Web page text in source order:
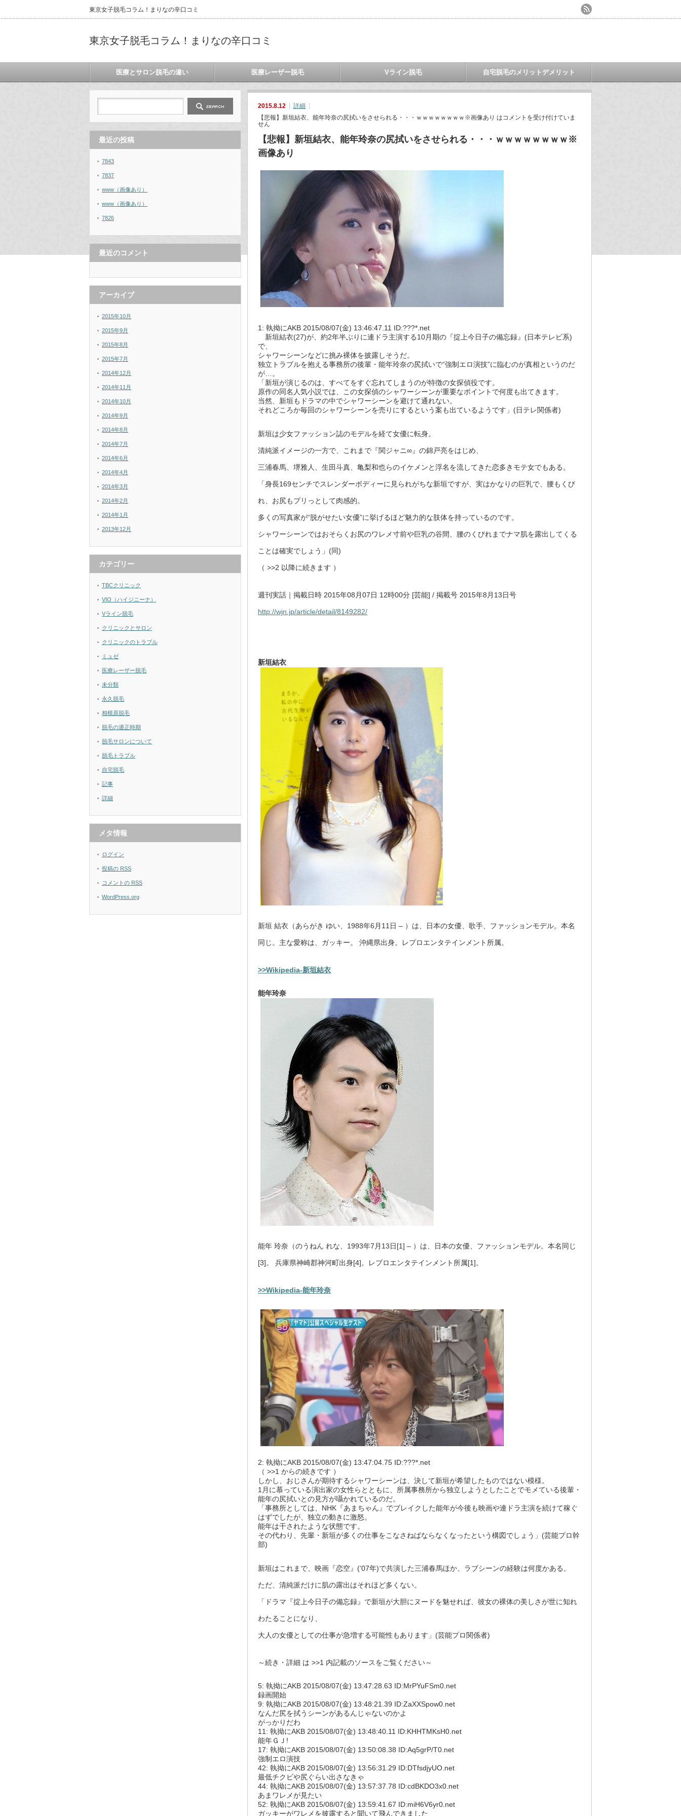
東京女子脱毛コラム！まりなの辛口コミ
東京女子脱毛コラム！まりなの辛口コミ
医療とサロン脱毛の違い 医療レーザー脱毛 Vライン脱毛 自宅脱毛のメリットデメリット
2015.8.12
詳細
【悲報】新垣結衣、能年玲奈の尻拭いをさせられる・・・ｗｗｗｗｗｗｗｗ※画像あり はコメントを受け付けていま
せん
【悲報】新垣結衣、能年玲奈の尻拭いをさせられる・・・ｗｗｗｗｗｗｗｗ※
画像あり
1: 執拗にAKB 2015/08/07(金) 13:46:47.11 ID:???*.net
新垣結衣(27)が、約2年半ぶりに連ドラ主演する10月期の『掟上今日子の備忘録』(日本テレビ系)
で、
シャワーシーンなどに挑み裸体を披露しそうだ。
独立トラブルを抱える事務所の後輩・能年玲奈の尻拭いで“強制エロ演技”に臨むのが真相というのだ
が…。
「新垣が演じるのは、すべてをすぐ忘れてしまうのが特徴の女探偵役です。
原作の同名人気小説では、この女探偵のシャワーシーンが重要なポイントで何度も出てきます。
当然、新垣もドラマの中でシャワーシーンを避けて通れない。
それどころか毎回のシャワーシーンを売りにするという案も出ているようです」(日テレ関係者)
新垣は少女ファッション誌のモデルを経て女優に転身。
清純派イメージの一方で、これまで『関ジャニ∞』の錦戸亮をはじめ、
三浦春馬、堺雅人、生田斗真、亀梨和也らのイケメンと浮名を流してきた恋多きモテ女でもある。
「身長169センチでスレンダーボディーに見られがちな新垣ですが、実はかなりの巨乳で、腰もくび
れ、お尻もプリっとして肉感的。
多くの写真家が“脱がせたい女優”に挙げるほど魅力的な肢体を持っているのです。
シャワーシーンではおそらくお尻のワレメ寸前や巨乳の谷間、腰のくびれまでナマ肌を露出してくる
ことは確実でしょう」(同)
（ >>2 以降に続きます ）
週刊実話｜掲載日時 2015年08月07日 12時00分 [芸能] / 掲載号 2015年8月13日号
http://wjn.jp/article/detail/8149282/
新垣結衣
新垣 結衣（あらがき ゆい、1988年6月11日 – ）は、日本の女優、歌手、ファッションモデル。本名
同じ。主な愛称は、ガッキー。 沖縄県出身。レプロエンタテインメント所属。
>>Wikipedia-新垣結衣
能年玲奈
能年 玲奈（のうねん れな、1993年7月13日[1] – ）は、日本の女優、ファッションモデル。本名同じ
[3]。 兵庫県神崎郡神河町出身[4]。レプロエンタテインメント所属[1]。
>>Wikipedia-能年玲奈
2: 執拗にAKB 2015/08/07(金) 13:47:04.75 ID:???*.net
（ >>1 からの続きです ）
しかし、おじさんが期待するシャワーシーンは、決して新垣が希望したものではない模様。
1月に慕っている演出家の女性らとともに、所属事務所から独立しようとしたことでモメている後輩・
能年の尻拭いとの見方が囁かれているのだ。
「事務所としては、NHK『あまちゃん』でブレイクした能年が今後も映画や連ドラ主演を続けて稼ぐ
はずでしたが、独立の動きに激怒。
能年は干されたような状態です。
その代わり、先輩・新垣が多くの仕事をこなさねばならなくなったという構図でしょう」(芸能プロ幹
部)
新垣はこれまで、映画『恋空』(’07年)で共演した三浦春馬ほか、ラブシーンの経験は何度かある。
ただ、清純派だけに肌の露出はそれほど多くない。
「ドラマ『掟上今日子の備忘録』で新垣が大胆にヌードを魅せれば、彼女の裸体の美しさが世に知れ
わたることになり、
大人の女優としての仕事が急増する可能性もあります」(芸能プロ関係者)
～続き・詳細 は >>1 内記載のソースをご覧ください～
5: 執拗にAKB 2015/08/07(金) 13:47:28.63 ID:MrPYuFSm0.net
録画開始
9: 執拗にAKB 2015/08/07(金) 13:48:21.39 ID:ZaXXSpow0.net
なんだ尻を拭うシーンがあるんじゃないのかよ
がっかりだわ
11: 執拗にAKB 2015/08/07(金) 13:48:40.11 ID:KHHTMKsH0.net
能年ＧＪ!
17: 執拗にAKB 2015/08/07(金) 13:50:08.38 ID:Aq5grP/T0.net
強制エロ演技
42: 執拗にAKB 2015/08/07(金) 13:56:31.29 ID:DTfsdjyUO.net
最低チクビや尻ぐらい出さなきゃ
44: 執拗にAKB 2015/08/07(金) 13:57:37.78 ID:cdBKDO3x0.net
あまワレメが見たい
52: 執拗にAKB 2015/08/07(金) 13:59:41.67 ID:miH6V6yr0.net
ガッキーがワレメを披露すると聞いて飛んできました
最近の投稿
7843
7837
www（画像あり）
www（画像あり）
7826
最近のコメント
アーカイブ
2015年10月
2015年9月
2015年8月
2015年7月
2014年12月
2014年11月
2014年10月
2014年9月
2014年8月
2014年7月
2014年6月
2014年4月
2014年3月
2014年2月
2014年1月
2013年12月
カテゴリー
TBCクリニック
VIO（ハイジニーナ）
Vライン脱毛
クリニックとサロン
クリニックのトラブル
ミュゼ
医療レーザー脱毛
未分類
永久脱毛
相模原脱毛
脱毛の適正時期
脱毛サロンについて
脱毛トラブル
自宅脱毛
記事
詳細
メタ情報
ログイン
投稿の RSS
コメントの RSS
WordPress.org